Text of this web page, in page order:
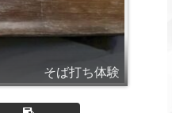
そば打ち体験